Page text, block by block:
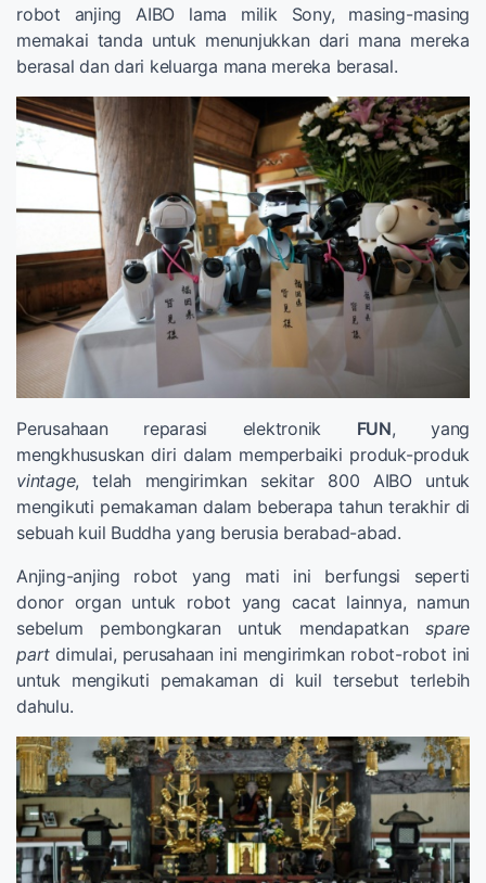
robot anjing AIBO lama milik Sony, masing-masing
memakai tanda untuk menunjukkan dari mana mereka
berasal dan dari keluarga mana mereka berasal.
Perusahaan reparasi elektronik FUN, yang
mengkhususkan diri dalam memperbaiki produk-produk
vintage, telah mengirimkan sekitar 800 AIBO untuk
mengikuti pemakaman dalam beberapa tahun terakhir di
sebuah kuil Buddha yang berusia berabad-abad.
Anjing-anjing robot yang mati ini berfungsi seperti
donor organ untuk robot yang cacat lainnya, namun
sebelum pembongkaran untuk mendapatkanspare
partdimulai, perusahaan ini mengirimkan robot-robot ini
untuk mengikuti pemakaman di kuil tersebut terlebih
dahulu.